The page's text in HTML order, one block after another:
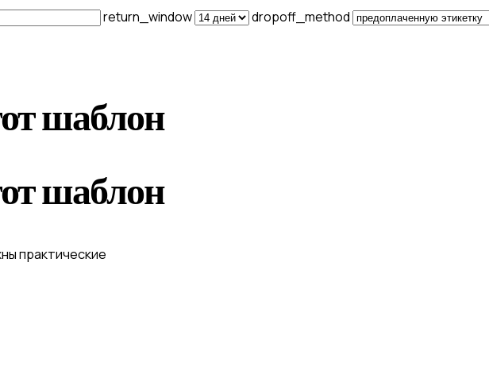
return_window dropoff_method
шаблон
шаблон
практические